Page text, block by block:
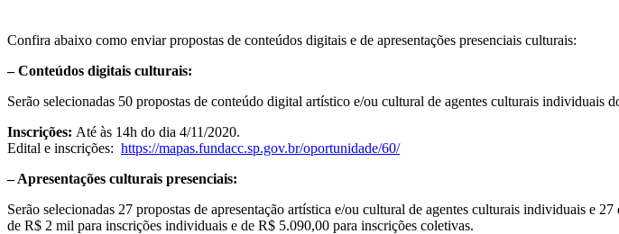
Confira abaixo como enviar propostas de conteúdos digitais e de apresentações presenciais culturais:
– Conteúdos digitais culturais:
Serão selecionadas 50 propostas de conteúdo digital artístico e/ou cultural de agentes culturais individuais
Inscrições: Até às 14h do dia 4/11/2020.
Edital e inscrições: https://mapas.fundacc.sp.gov.br/oportunidade/60/
– Apresentações culturais presenciais:
Serão selecionadas 27 propostas de apresentação artística e/ou cultural de agentes culturais individuais e
de R$ 2 mil para inscrições individuais e de R$ 5.090,00 para inscrições coletivas.